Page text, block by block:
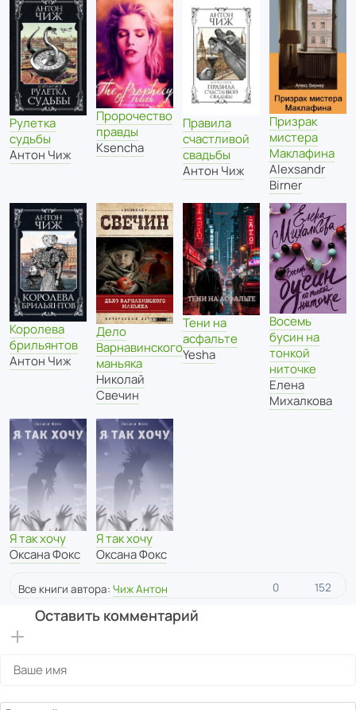
Рулетка
судьбы
Антон Чиж
Пророчество
правды
Ksencha
Правила
счастливой
свадьбы
Антон Чиж
Призрак
мистера
Маклафина
Alexsandr
Birner
Королева
брильянтов
Антон Чиж
Дело
Варнавинского
маньяка
Николай
Свечин
Тени на
асфальте
Yesha
Восемь
бусин на
тонкой
ниточке
Елена
Михалкова
Я так хочу
Оксана Фокс
Я так хочу
Оксана Фокс
Все книги автора: Чиж Антон 0 152
Оставить комментарий